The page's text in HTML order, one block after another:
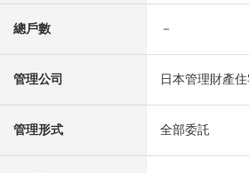
總戶數 －
管理公司 日本管理財產
管理形式 全部委託